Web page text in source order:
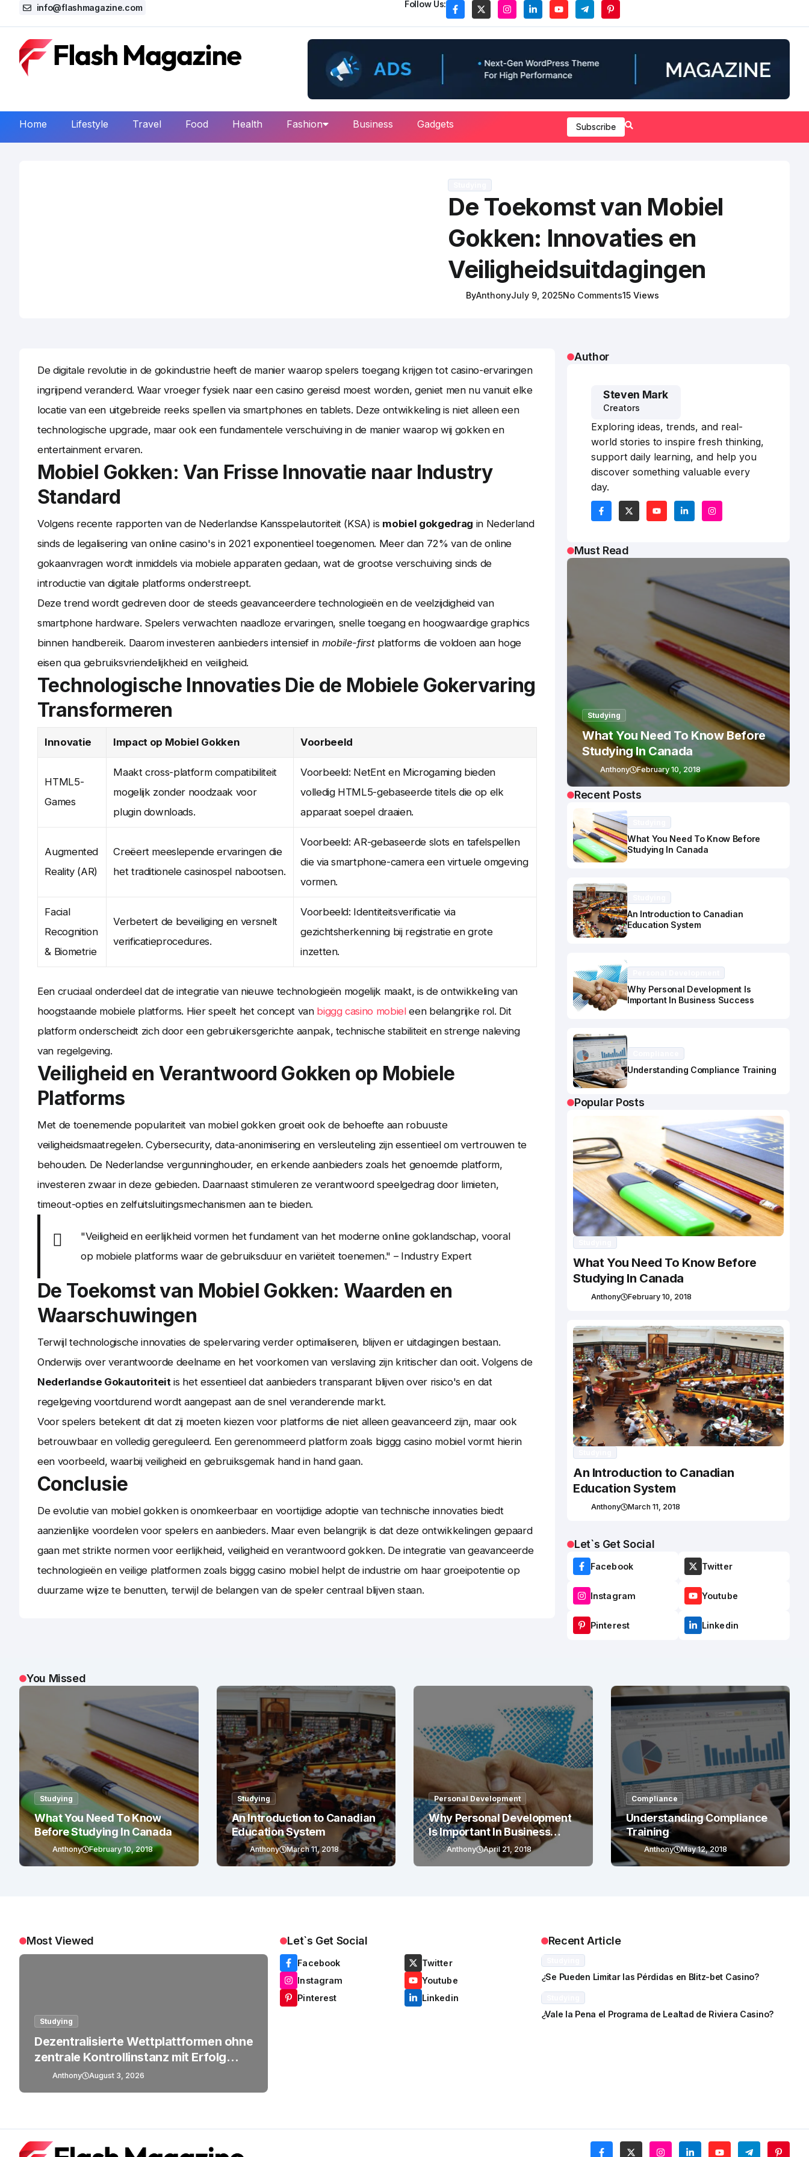
info@flashmagazine.com Follow Us:
Home Lifestyle Travel Food Health Fashion Business Gadgets Subscribe
De Toekomst van Mobiel
Gokken: Innovaties en
Veiligheidsuitdagingen
ByAnthonyJuly 9, 2025No Comments15 Views
De digitale revolutie in de gokindustrie heeft de manier waarop spelers toegang krijgen tot casino-ervaringen
ingrijpend veranderd. Waar vroeger fysiek naar een casino gereisd moest worden, geniet men nu vanuit elke
locatie van een uitgebreide reeks spellen via smartphones en tablets. Deze ontwikkeling is niet alleen een
technologische upgrade, maar ook een fundamentele verschuiving in de manier waarop wij gokken en
entertainment ervaren.
Mobiel Gokken: Van Frisse Innovatie naar Industry
Standard
Volgens recente rapporten van de Nederlandse Kansspelautoriteit (KSA) is mobiel gokgedrag in Nederland
sinds de legalisering van online casino's in 2021 exponentieel toegenomen. Meer dan 72% van de online
gokaanvragen wordt inmiddels via mobiele apparaten gedaan, wat de grootse verschuiving sinds de
introductie van digitale platforms onderstreept.
Deze trend wordt gedreven door de steeds geavanceerdere technologieën en de veelzijdigheid van
smartphone hardware. Spelers verwachten naadloze ervaringen, snelle toegang en hoogwaardige graphics
binnen handbereik. Daarom investeren aanbieders intensief in mobile-firstplatforms die voldoen aan hoge
eisen qua gebruiksvriendelijkheid en veiligheid.
Technologische Innovaties Die de Mobiele Gokervaring
Transformeren
Innovatie Impact op Mobiel Gokken Voorbeeld
HTML5-
Games
Maakt cross-platform compatibiliteit
mogelijk zonder noodzaak voor
plugin downloads.
Voorbeeld: NetEnt en Microgaming bieden
volledig HTML5-gebaseerde titels die op elk
apparaat soepel draaien.
Augmented
Reality (AR)
Creëert meeslepende ervaringen die
het traditionele casinospel nabootsen.
Voorbeeld: AR-gebaseerde slots en tafelspellen
die via smartphone-camera een virtuele omgeving
vormen.
Facial
Recognition
& Biometrie
Verbetert de beveiliging en versnelt
verificatieprocedures.
Voorbeeld: Identiteitsverificatie via
gezichtsherkenning bij registratie en grote
inzetten.
Een cruciaal onderdeel dat de integratie van nieuwe technologieën mogelijk maakt, is de ontwikkeling van
hoogstaande mobiele platforms. Hier speelt het concept van biggg casino mobieleen belangrijke rol. Dit
platform onderscheidt zich door een gebruikersgerichte aanpak, technische stabiliteit en strenge naleving
van regelgeving.
Veiligheid en Verantwoord Gokken op Mobiele
Platforms
Met de toenemende populariteit van mobiel gokken groeit ook de behoefte aan robuuste
veiligheidsmaatregelen. Cybersecurity, data-anonimisering en versleuteling zijn essentieel om vertrouwen te
behouden. De Nederlandse vergunninghouder, en erkende aanbieders zoals het genoemde platform,
investeren zwaar in deze gebieden. Daarnaast stimuleren ze verantwoord speelgedrag door limieten,
timeout-opties en zelfuitsluitingsmechanismen aan te bieden.
"Veiligheid en eerlijkheid vormen het fundament van het moderne online goklandschap, vooral
op mobiele platforms waar de gebruiksduur en variëteit toenemen." – Industry Expert
De Toekomst van Mobiel Gokken: Waarden en
Waarschuwingen
Terwijl technologische innovaties de spelervaring verder optimaliseren, blijven er uitdagingen bestaan.
Onderwijs over verantwoorde deelname en het voorkomen van verslaving zijn kritischer dan ooit. Volgens de
Nederlandse Gokautoriteitis het essentieel dat aanbieders transparant blijven over risico's en dat
regelgeving voortdurend wordt aangepast aan de snel veranderende markt.
Voor spelers betekent dit dat zij moeten kiezen voor platforms die niet alleen geavanceerd zijn, maar ook
betrouwbaar en volledig gereguleerd. Een gerenommeerd platform zoals biggg casino mobiel vormt hierin
een voorbeeld, waarbij veiligheid en gebruiksgemak hand in hand gaan.
Conclusie
De evolutie van mobiel gokken is onomkeerbaar en voortijdige adoptie van technische innovaties biedt
aanzienlijke voordelen voor spelers en aanbieders. Maar even belangrijk is dat deze ontwikkelingen gepaard
gaan met strikte normen voor eerlijkheid, veiligheid en verantwoord gokken. De integratie van geavanceerde
technologieën en veilige platformen zoals biggg casino mobiel helpt de industrie om haar groeipotentie op
duurzame wijze te benutten, terwijl de belangen van de speler centraal blijven staan.
Author
Steven Mark
Creators
Exploring ideas, trends, and real-
world stories to inspire fresh thinking,
support daily learning, and help you
discover something valuable every
day.
Must Read
Studying
What You Need To Know Before
Studying In Canada
Anthony February 10, 2018
Recent Posts
What You Need To Know Before
Studying In Canada
An Introduction to Canadian
Education System
Why Personal Development Is
Important In Business Success
Understanding Compliance Training
Popular Posts
What You Need To Know Before
Studying In Canada
Anthony February 10, 2018
An Introduction to Canadian
Education System
Anthony March 11, 2018
Let`s Get Social
Facebook Twitter
Instagram Youtube
Pinterest Linkedin
You Missed
Studying
What You Need To Know
Before Studying In Canada
Anthony February 10, 2018
Studying
An Introduction to Canadian
Education System
Anthony March 11, 2018
Personal Development
Why Personal Development
Is Important In Business
Success
Anthony April 21, 2018
Compliance
Understanding Compliance
Training
Anthony May 12, 2018
Most Viewed
Studying
Dezentralisierte Wettplattformen ohne
zentrale Kontrollinstanz mit Erfolg
betreiben
Anthony August 3, 2026
Let`s Get Social
Facebook
Twitter
Instagram
Youtube
Pinterest
Linkedin
Recent Article
¿Se Pueden Limitar las Pérdidas en Blitz-bet Casino?
¿Vale la Pena el Programa de Lealtad de Riviera Casino?